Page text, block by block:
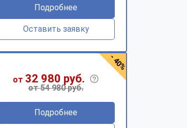
Подробнее
Оставить заявку
от 32 980 руб.
от 54 980 руб.
Подробнее
- 40%